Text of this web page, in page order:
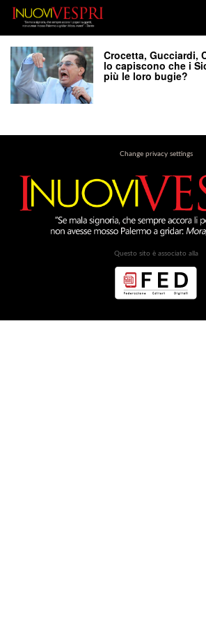
Crocetta, Gucciardi,
lo capiscono che i
più le loro bugie?
Change privacy settings
Questo sito è associato alla